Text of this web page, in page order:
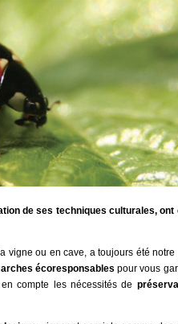
de ses techniques culturales, ont
vigne ou en cave, a toujours été notre
écoresponsables pour vous
compte les nécessités de